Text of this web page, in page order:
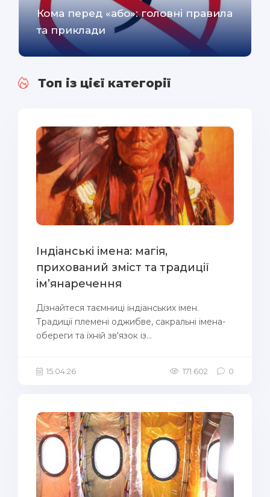
Кома перед «або»: головні правила
та приклади
Топ із цієї категорії
Індіанські імена: магія,
прихований зміст та традиції
ім’янаречення
Дізнайтеся таємниці індіанських імен.
Традиції племені оджибве, сакральні імена-
обереги та їхній зв'язок із...
15.04.26 171 602 0